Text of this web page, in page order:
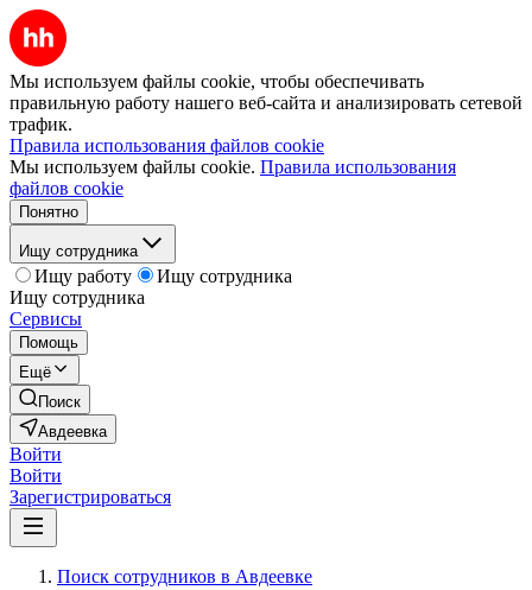
Мы используем файлы cookie, чтобы обеспечивать
правильную работу нашего веб-сайта и анализировать сетевой
трафик.
Правила использования файлов cookie
Мы используем файлы cookie. Правила использования
файлов cookie
Понятно
Ищу сотрудника
Ищу работу
Ищу сотрудника
Ищу сотрудника
Сервисы
Помощь
Ещё
Поиск
Авдеевка
Войти
Войти
Зарегистрироваться
Поиск сотрудников в Авдеевке